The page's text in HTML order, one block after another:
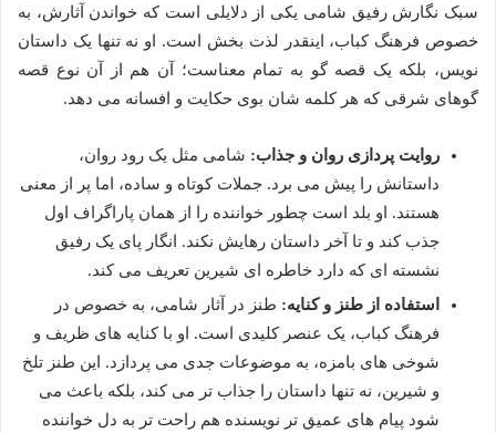
سبک نگارش رفیق شامی یکی از دلایلی است که خواندن آثارش، به
خصوص فرهنگ کباب، اینقدر لذت بخش است. او نه تنها یک داستان
نویس، بلکه یک قصه گو به تمام معناست؛ آن هم از آن نوع قصه
گوهای شرقی که هر کلمه شان بوی حکایت و افسانه می دهد.
روایت پردازی روان و جذاب: شامی مثل یک رود روان،
داستانش را پیش می برد. جملات کوتاه و ساده، اما پر از معنی
هستند. او بلد است چطور خواننده را از همان پاراگراف اول
جذب کند و تا آخر داستان رهایش نکند. انگار پای یک رفیق
نشسته ای که دارد خاطره ای شیرین تعریف می کند.
استفاده از طنز و کنایه: طنز در آثار شامی، به خصوص در
فرهنگ کباب، یک عنصر کلیدی است. او با کنایه های ظریف و
شوخی های بامزه، به موضوعات جدی می پردازد. این طنز تلخ
و شیرین، نه تنها داستان را جذاب تر می کند، بلکه باعث می
شود پیام های عمیق تر نویسنده هم راحت تر به دل خواننده